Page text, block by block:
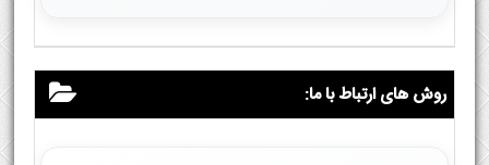
روش های ارتباط با ما: